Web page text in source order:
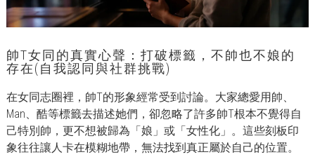
帥T女同的真實心聲：打破標籤，不帥也不娘的
存在(自我認同與社群挑戰)
在女同志圈裡，帥T的形象經常受到討論。大家總愛用帥、
Man、酷等標籤去描述她們，卻忽略了許多帥T根本不覺得自
己特別帥，更不想被歸為「娘」或「女性化」。這些刻板印
象往往讓人卡在模糊地帶，無法找到真正屬於自己的位置。